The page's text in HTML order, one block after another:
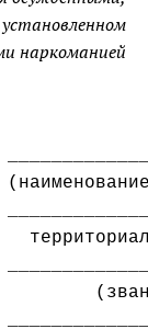
наркоманией